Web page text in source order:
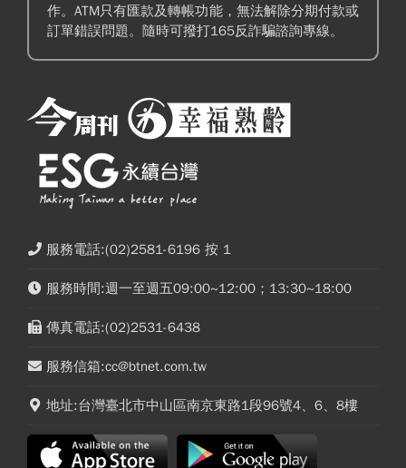
作。ATM只有匯款及轉帳功能，無法解除分期付款或
訂單錯誤問題。隨時可撥打165反詐騙諮詢專線。
服務電話:(02)2581-6196 按 1
服務時間:週一至週五09:00~12:00；13:30~18:00
傳真電話:(02)2531-6438
服務信箱:cc@btnet.com.tw
地址:台灣臺北市中山區南京東路1段96號4、6、8樓